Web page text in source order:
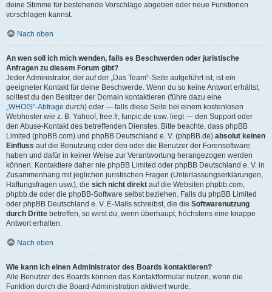
deine Stimme für bestehende Vorschläge abgeben oder neue Funktionen
vorschlagen kannst.
Nach oben
An wen soll ich mich wenden, falls es Beschwerden oder juristische
Anfragen zu diesem Forum gibt?
Jeder Administrator, der auf der „Das Team“-Seite aufgeführt ist, ist ein
geeigneter Kontakt für deine Beschwerde. Wenn du so keine Antwort erhältst,
solltest du den Besitzer der Domain kontaktieren (führe dazu eine
„WHOIS“-Abfrage durch) oder — falls diese Seite bei einem kostenlosen
Webhoster wie z. B. Yahoo!, free.fr, funpic.de usw. liegt — den Support oder
den Abuse-Kontakt des betreffenden Dienstes. Bitte beachte, dass phpBB
Limited (phpBB.com) und phpBB Deutschland e. V. (phpBB.de) absolut keinen
Einfluss auf die Benutzung oder den oder die Benutzer der Forensoftware
haben und dafür in keiner Weise zur Verantwortung herangezogen werden
können. Kontaktiere daher nie phpBB Limited oder phpBB Deutschland e. V. in
Zusammenhang mit jeglichen juristischen Fragen (Unterlassungserklärungen,
Haftungsfragen usw.), die sich nicht direkt auf die Websiten phpbb.com,
phpbb.de oder die phpBB-Software selbst beziehen. Falls du phpBB Limited
oder phpBB Deutschland e. V. E-Mails schreibst, die die Softwarenutzung
durch Dritte betreffen, so wirst du, wenn überhaupt, höchstens eine knappe
Antwort erhalten.
Nach oben
Wie kann ich einen Administrator des Boards kontaktieren?
Alle Benutzer des Boards können das Kontaktformular nutzen, wenn die
Funktion durch die Board-Administration aktiviert wurde.